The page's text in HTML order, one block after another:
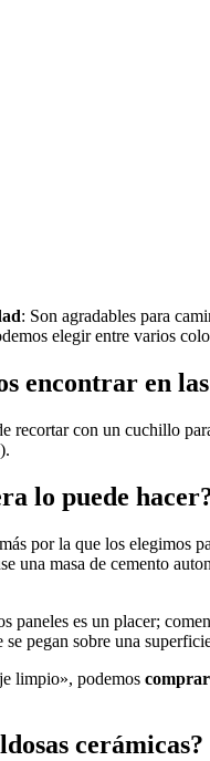
: Son agradables para
elegir entre varios
encontrar en
recortar con un cuchillo
lo puede
por la que los elegimos
una masa de cemento
paneles es un placer;
se pegan sobre una
limpio», podemos comprar
cerámicas?